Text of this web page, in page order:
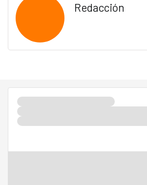
Redacción